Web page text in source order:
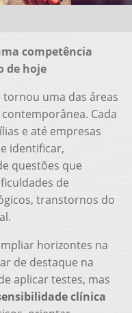
competência
de hoje
tornou uma das áreas
Cada
e até empresas
identificar,
questões que
de
transtornos do
horizontes na
de destaque na
aplicar testes, mas
clínica